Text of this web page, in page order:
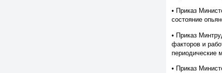
• Приказ
состояние
• Приказ
факторов и
периодические
• Приказ